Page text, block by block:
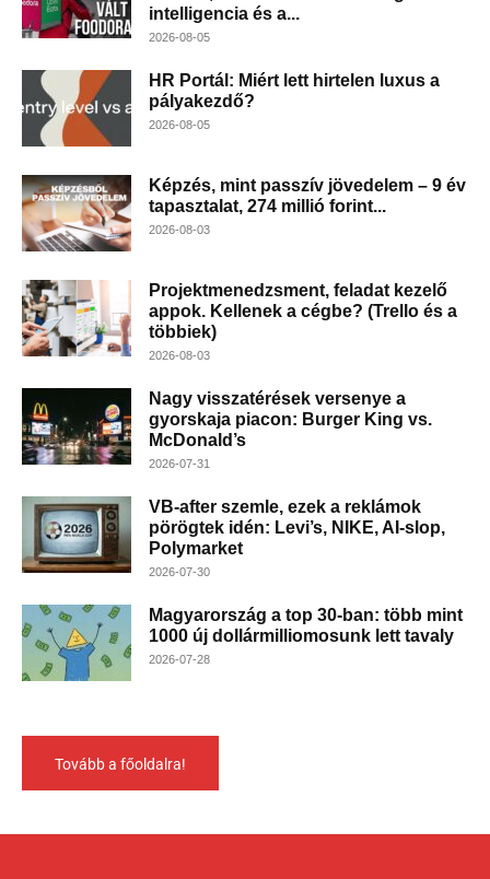
intelligencia és a...
2026-08-05
HR Portál: Miért lett hirtelen luxus a
pályakezdő?
2026-08-05
Képzés, mint passzív jövedelem – 9 év
tapasztalat, 274 millió forint...
2026-08-03
Projektmenedzsment, feladat kezelő
appok. Kellenek a cégbe? (Trello és a
többiek)
2026-08-03
Nagy visszatérések versenye a
gyorskaja piacon: Burger King vs.
McDonald’s
2026-07-31
VB-after szemle, ezek a reklámok
pörögtek idén: Levi’s, NIKE, AI-slop,
Polymarket
2026-07-30
Magyarország a top 30-ban: több mint
1000 új dollármilliomosunk lett tavaly
2026-07-28
Tovább a főoldalra!